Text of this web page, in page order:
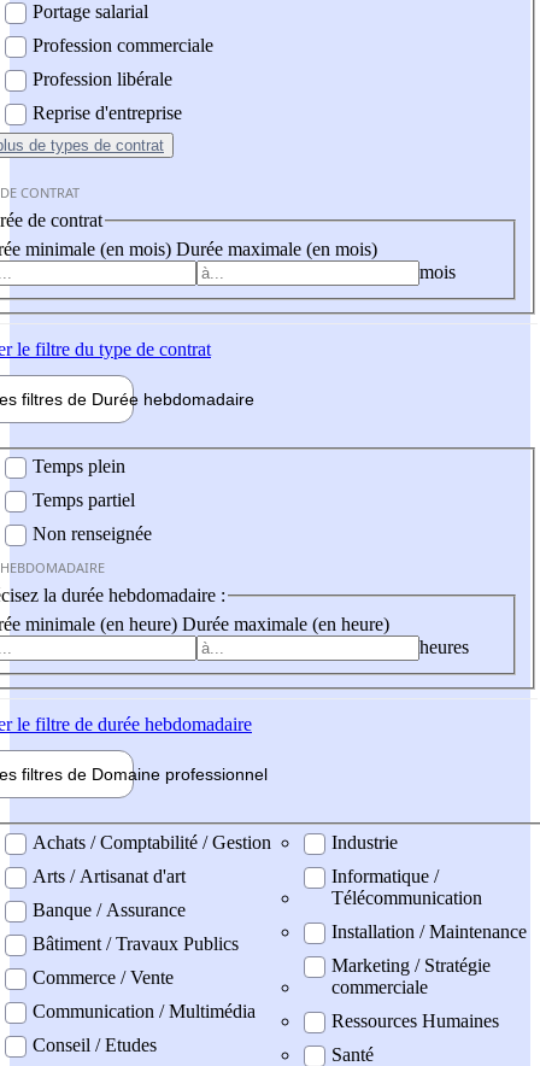
Portage salarial
Profession commerciale
Profession libérale
Reprise d'entreprise
de types de contrat
CONTRAT
de contrat
minimale (en mois) Durée maximale (en mois)
mois
le filtre du type de contrat
filtres de Durée hebdomadaire
Temps plein
Temps partiel
Non renseignée
la durée hebdomadaire :
minimale (en heure) Durée maximale (en heure)
heures
le filtre de durée hebdomadaire
filtres de Domaine professionnel
professionel
Achats / Comptabilité / Gestion
Arts / Artisanat d'art
Banque / Assurance
Bâtiment / Travaux Publics
Commerce / Vente
Communication / Multimédia
Conseil / Etudes
Industrie
Informatique /
Télécommunication
Installation / Maintenance
Marketing / Stratégie
commerciale
Ressources Humaines
Santé